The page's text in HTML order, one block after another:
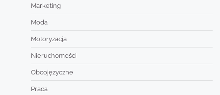
Marketing
Moda
Motoryzacja
Nieruchomości
Obcojęzyczne
Praca